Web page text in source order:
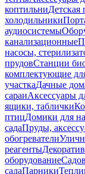
коптильниДетская
холодильники
аудиосистемы
канализационные
насосы,
прудовСтанции
комплектующие
участкаДачные
сараиАксессуары
ящики, таблички
птицДомики для
садаПруды,
обогреватели
реагенты
оборудование
садаПарники